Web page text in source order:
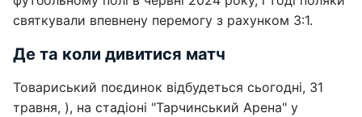
святкували впевнену перемогу з рахунком 3:1.
Де та коли дивитися матч
Товариський поєдинок відбудеться сьогодні, 31
травня, ), на стадіоні "Тарчинський Арена" у